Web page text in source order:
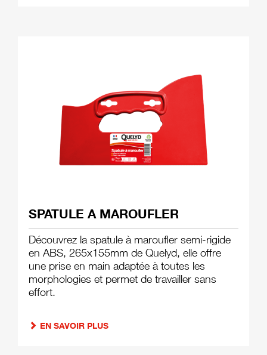
SPATULE A MAROUFLER
Découvrez la spatule à maroufler semi-rigide
en ABS, 265x155mm de Quelyd, elle offre
une prise en main adaptée à toutes les
morphologies et permet de travailler sans
effort.
EN SAVOIR PLUS